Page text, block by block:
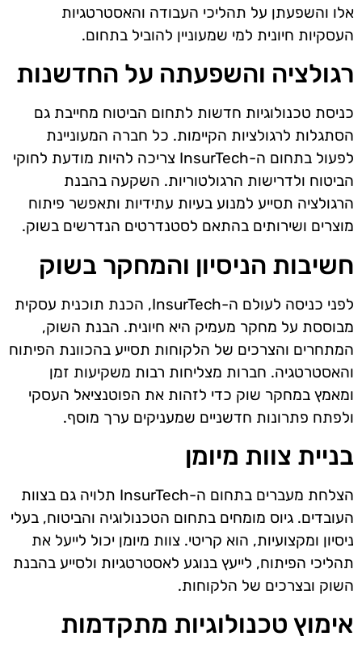
אלו והשפעתן על תהליכי העבודה והאסטרטגיות
העסקיות חיונית למי שמעוניין להוביל בתחום.
רגולציה והשפעתה על החדשנות
כניסת טכנולוגיות חדשות לתחום הביטוח מחייבת גם
הסתגלות לרגולציות הקיימות. כל חברה המעוניינת
לפעול בתחום ה-InsurTech צריכה להיות מודעת לחוקי
הביטוח ולדרישות הרגולטוריות. השקעה בהבנת
הרגולציה תסייע למנוע בעיות עתידיות ותאפשר פיתוח
מוצרים ושירותים בהתאם לסטנדרטים הנדרשים בשוק.
חשיבות הניסיון והמחקר בשוק
לפני כניסה לעולם ה-InsurTech, הכנת תוכנית עסקית
מבוססת על מחקר מעמיק היא חיונית. הבנת השוק,
המתחרים והצרכים של הלקוחות תסייע בהכוונת הפיתוח
והאסטרטגיה. חברות מצליחות רבות משקיעות זמן
ומאמץ במחקר שוק כדי לזהות את הפוטנציאל העסקי
ולפתח פתרונות חדשניים שמעניקים ערך מוסף.
בניית צוות מיומן
הצלחת מעברים בתחום ה-InsurTech תלויה גם בצוות
העובדים. גיוס מומחים בתחום הטכנולוגיה והביטוח, בעלי
ניסיון ומקצועיות, הוא קריטי. צוות מיומן יכול לייעל את
תהליכי הפיתוח, לייעץ בנוגע לאסטרטגיות ולסייע בהבנת
השוק ובצרכים של הלקוחות.
אימוץ טכנולוגיות מתקדמות